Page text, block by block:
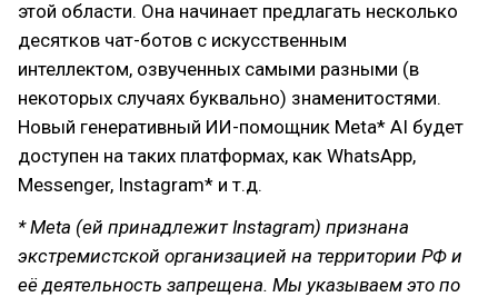
этой области. Она начинает предлагать несколько
десятков чат-ботов с искусственным
интеллектом, озвученных самыми разными (в
некоторых случаях буквально) знаменитостями.
Новый генеративный ИИ-помощник Meta* AI будет
доступен на таких платформах, как WhatsApp,
Messenger, Instagram* и т.д.
* Meta (ей принадлежит Instagram) признана
экстремистской организацией на территории РФ и
её деятельность запрещена. Мы указываем это по